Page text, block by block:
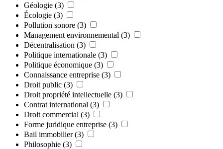
Géologie (3)
Écologie (3)
Pollution sonore (3)
Management environnemental (3)
Décentralisation (3)
Politique internationale (3)
Politique économique (3)
Connaissance entreprise (3)
Droit public (3)
Droit propriété intellectuelle (3)
Contrat international (3)
Droit commercial (3)
Forme juridique entreprise (3)
Bail immobilier (3)
Philosophie (3)